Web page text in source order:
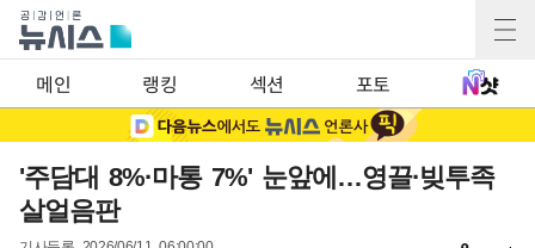
메인 랭킹 섹션 포토
'주담대 8%·마통 7%' 눈앞에…영끌·빚투족
살얼음판